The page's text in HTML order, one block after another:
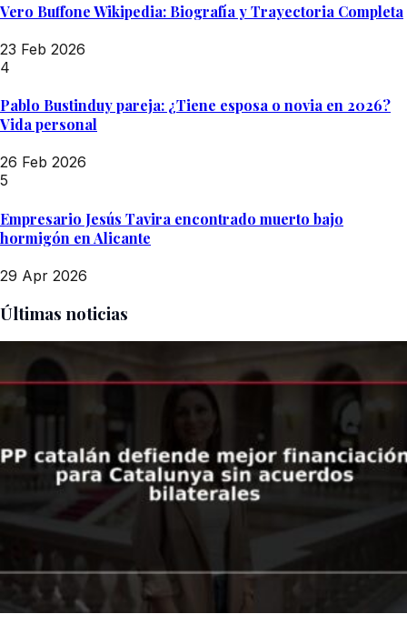
Vero Buffone Wikipedia: Biografía y Trayectoria Completa
23 Feb 2026
4
Pablo Bustinduy pareja: ¿Tiene esposa o novia en 2026?
Vida personal
26 Feb 2026
5
Empresario Jesús Tavira encontrado muerto bajo
hormigón en Alicante
29 Apr 2026
Últimas noticias